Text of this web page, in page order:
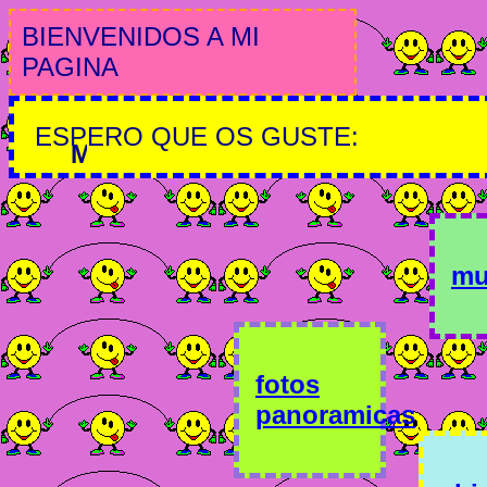
BIENVENIDOS A MI
PAGINA
ESPERO QUE OS GUSTE:
MENU
fotos
panoramicas